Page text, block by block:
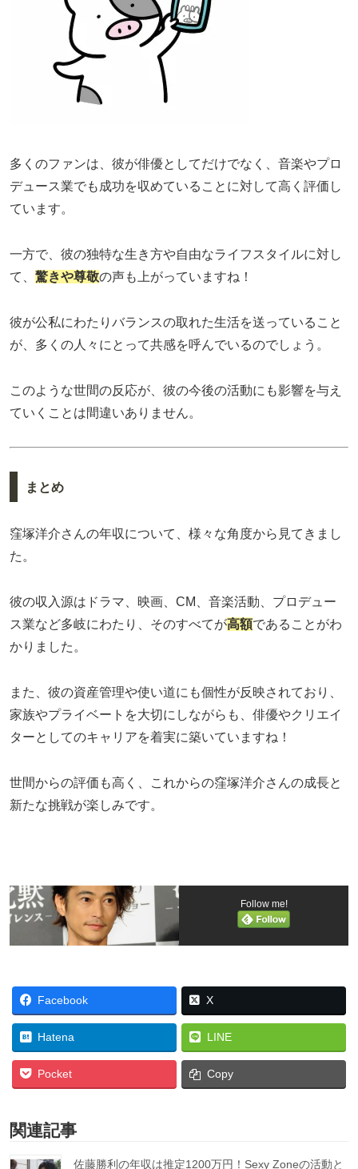
多くのファンは、彼が俳優としてだけでなく、音楽やプロ
デュース業でも成功を収めていることに対して高く評価し
ています。
一方で、彼の独特な生き方や自由なライフスタイルに対し
て、 驚きや尊敬の声も上がっていますね！
彼が公私にわたりバランスの取れた生活を送っていること
が、多くの人々にとって共感を呼んでいるのでしょう。
このような世間の反応が、彼の今後の活動にも影響を与え
ていくことは間違いありません。
まとめ
窪塚洋介さんの年収について、様々な角度から見てきまし
た。
彼の収入源はドラマ、映画、CM、音楽活動、プロデュー
ス業など多岐にわたり、そのすべてが高額であることがわ
かりました。
また、彼の資産管理や使い道にも個性が反映されており、
家族やプライベートを大切にしながらも、俳優やクリエイ
ターとしてのキャリアを着実に築いていますね！
世間からの評価も高く、これからの窪塚洋介さんの成長と
新たな挑戦が楽しみです。
Follow me!
Facebook X
Hatena LINE
Pocket Copy
関連記事
佐藤勝利の年収は推定1200万円！Sexy Zoneの活動と